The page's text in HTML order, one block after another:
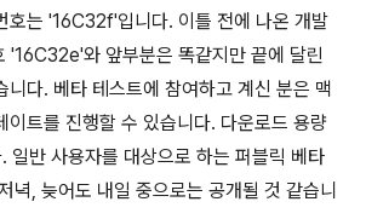
호는 '16C32f'입니다. 이틀 전에 나온 개발
'16C32e'와 앞부분은 똑같지만 끝에 달린
니다. 베타 테스트에 참여하고 계신 분은 맥
이트를 진행할 수 있습니다. 다운로드 용량
일반 사용자를 대상으로 하는 퍼블릭 베타
녁, 늦어도 내일 중으로는 공개될 것 같습니